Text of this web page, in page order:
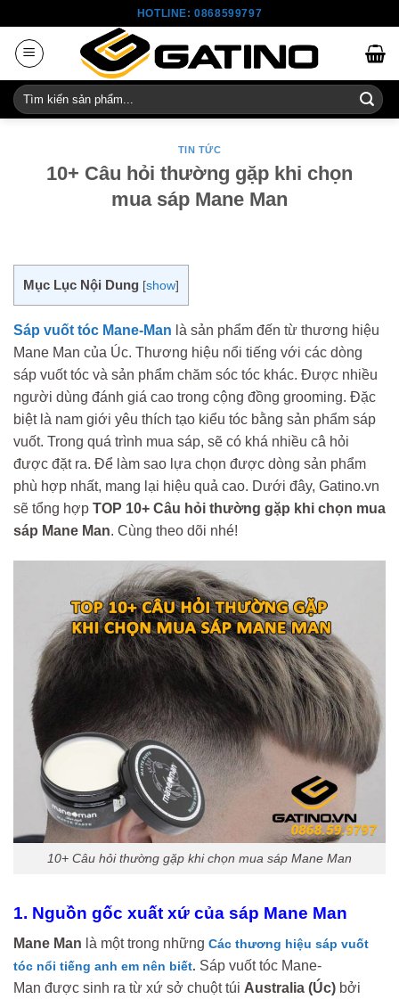
content
HOTLINE: 0868599797
Tìm
kiếm:
TIN TỨC
10+ Câu hỏi thường gặp khi chọn
mua sáp Mane Man
Mục Lục Nội Dung [show]
Sáp vuốt tóc Mane-Man là sản phẩm đến từ thương hiệu
Mane Man của Úc. Thương hiệu nổi tiếng với các dòng
sáp vuốt tóc và sản phẩm chăm sóc tóc khác. Được nhiều
người dùng đánh giá cao trong cộng đồng grooming. Đặc
biệt là nam giới yêu thích tạo kiểu tóc bằng sản phẩm sáp
vuốt. Trong quá trình mua sáp, sẽ có khá nhiều câ hỏi
được đặt ra. Để làm sao lựa chọn được dòng sản phẩm
phù hợp nhất, mang lại hiệu quả cao. Dưới đây, Gatino.vn
sẽ tổng hợp TOP 10+ Câu hỏi thường gặp khi chọn mua
sáp Mane Man. Cùng theo dõi nhé!
10+ Câu hỏi thường gặp khi chọn mua sáp Mane Man
1. Nguồn gốc xuất xứ của sáp Mane Man
Mane Man là một trong những Các thương hiệu sáp vuốt
tóc nổi tiếng anh em nên biết. Sáp vuốt tóc Mane-
Man được sinh ra từ xứ sở chuột túi Australia (Úc) bởi